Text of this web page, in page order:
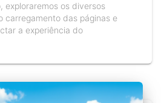
exploraremos os diversos
carregamento das páginas e
a experiência do